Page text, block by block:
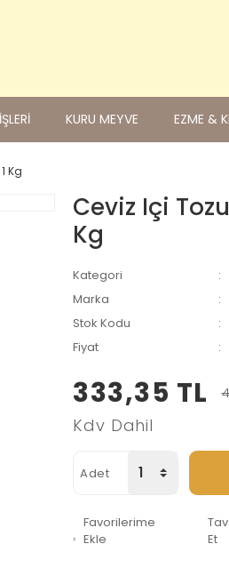
KURU MEYVE EZME &
Kg
Ceviz Içi
Kg
Kategori
Marka
Stok Kodu
Fiyat
333,35 TL
Kdv Dahil
Adet
Favorilerime
Ekle
Et